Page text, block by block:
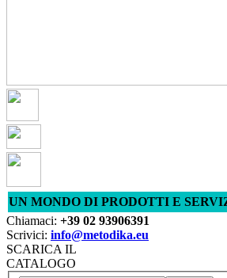
UN MONDO DI PRODOTTI E
Chiamaci: +39 02 93906391
Scrivici: info@metodika.eu
SCARICA IL
CATALOGO